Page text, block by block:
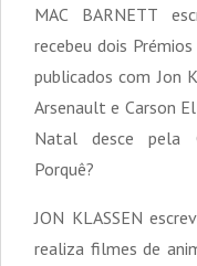
MAC BARNETT
recebeu dois
publicados com Jon
Arsenault e Carson
Natal desce pela
Porquê?
JON KLASSEN
realiza filmes de